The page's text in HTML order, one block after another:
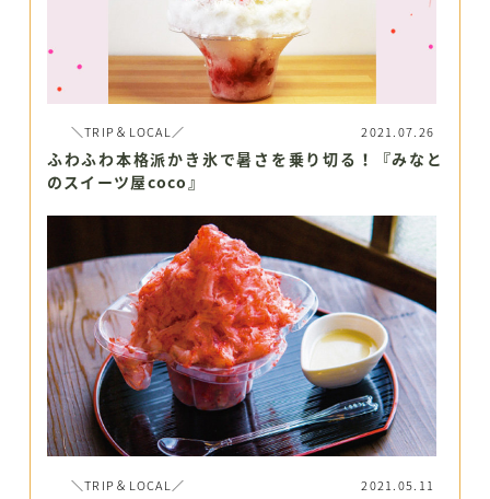
＼TRIP＆LOCAL／ 2021.07.26
ふわふわ本格派かき氷で暑さを乗り切る！『みなと
のスイーツ屋coco』
＼TRIP＆LOCAL／ 2021.05.11